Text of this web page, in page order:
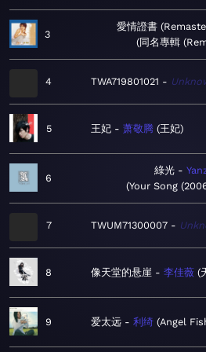
3
愛情證書
同名專輯
4 TWA719801021
5 王妃 萧敬腾 王妃
6
綠光
Your Song
7 TWUM71300007
8 像天堂的悬崖 李佳薇
9 爱太远 利绮 Angel